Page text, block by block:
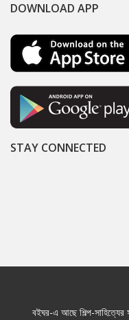
DOWNLOAD APP
STAY CONNECTED
বইঘর-এ আছে শিল্প-সাহিত্যের